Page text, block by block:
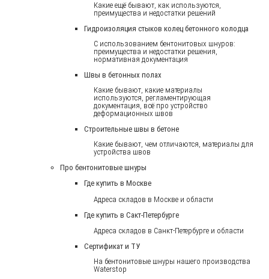
Какие ещё бывают, как используются,
преимущества и недостатки решений
Гидроизоляция стыков колец бетонного колодца
С использованием бентонитовых шнуров:
преимущества и недостатки решения,
нормативная документация
Швы в бетонных полах
Какие бывают, какие материалы
используются, регламентирующая
документация, всё про устройство
деформационных швов
Строительные швы в бетоне
Какие бывают, чем отличаются, материалы для
устройства швов
Про бентонитовые шнуры
Где купить в Москве
Адреса складов в Москве и области
Где купить в Сакт-Петербурге
Адреса складов в Санкт-Петербурге и области
Сертификат и ТУ
На бентонитовые шнуры нашего производства
Waterstop